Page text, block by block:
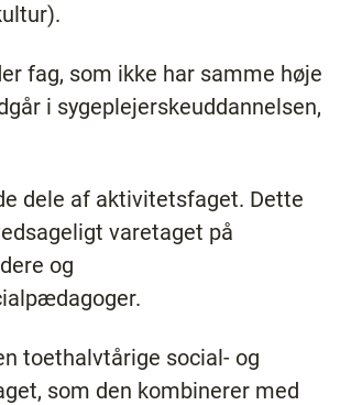
fag, som ikke har samme høje
i sygeplejerskeuddannelsen,
dele af aktivitetsfaget. Dette
varetaget på
og
toethalvtårige social- og
som den kombinerer med